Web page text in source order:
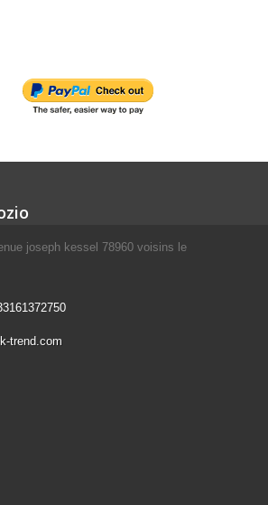
joseph kessel 78960 voisins le
trend.com